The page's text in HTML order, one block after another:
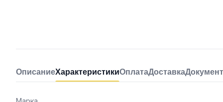
ОписаниеХарактеристикиОплатаДоставка